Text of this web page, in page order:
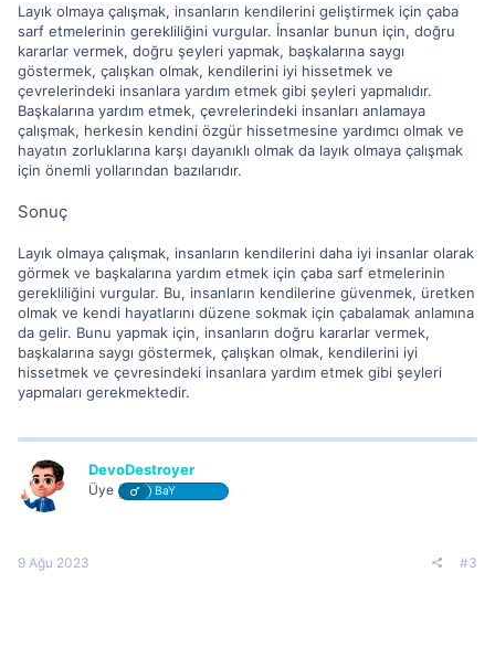
Layık olmaya çalışmak, insanların kendilerini geliştirmek için çaba
sarf etmelerinin gerekliliğini vurgular. İnsanlar bunun için, doğru
kararlar vermek, doğru şeyleri yapmak, başkalarına saygı
göstermek, çalışkan olmak, kendilerini iyi hissetmek ve
çevrelerindeki insanlara yardım etmek gibi şeyleri yapmalıdır.
Başkalarına yardım etmek, çevrelerindeki insanları anlamaya
çalışmak, herkesin kendini özgür hissetmesine yardımcı olmak ve
hayatın zorluklarına karşı dayanıklı olmak da layık olmaya çalışmak
için önemli yollarından bazılarıdır.
Sonuç
Layık olmaya çalışmak, insanların kendilerini daha iyi insanlar olarak
görmek ve başkalarına yardım etmek için çaba sarf etmelerinin
gerekliliğini vurgular. Bu, insanların kendilerine güvenmek, üretken
olmak ve kendi hayatlarını düzene sokmak için çabalamak anlamına
da gelir. Bunu yapmak için, insanların doğru kararlar vermek,
başkalarına saygı göstermek, çalışkan olmak, kendilerini iyi
hissetmek ve çevresindeki insanlara yardım etmek gibi şeyleri
yapmaları gerekmektedir.
DevoDestroyer
Üye BaY
9 Ağu 2023 #3